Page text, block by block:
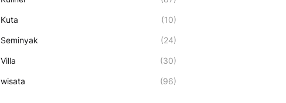
Kuta (10)
Seminyak (24)
Villa (30)
wisata (96)